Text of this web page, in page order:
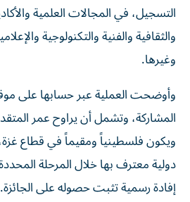
التسجيل، في المجالات العلمية
والثقافية والفنية والتكنولوجية
وغيرها.
وأوضحت العملية عبر حسابها على
ويكون فلسطينياً ومقيماً في قطاع
دولية معترف بها خلال المرحلة
إفادة رسمية تثبت حصوله على الجائزة.